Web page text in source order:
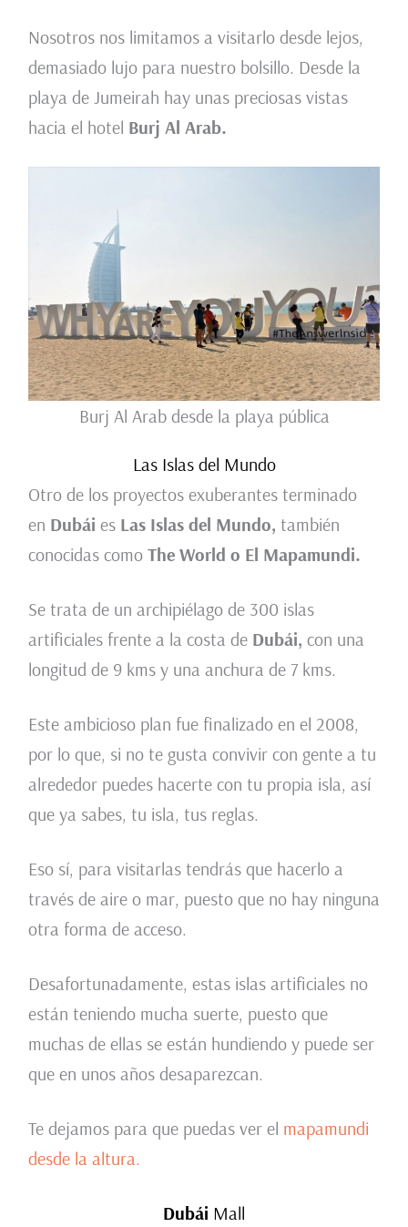
Nosotros nos limitamos a visitarlo desde lejos,
demasiado lujo para nuestro bolsillo. Desde la
playa de Jumeirah hay unas preciosas vistas
hacia el hotel Burj Al Arab.
Burj Al Arab desde la playa pública
Las Islas del Mundo
Otro de los proyectos exuberantes terminado
en Dubái es Las Islas del Mundo, también
conocidas como The World o El Mapamundi.
Se trata de un archipiélago de 300 islas
artificiales frente a la costa de Dubái, con una
longitud de 9 kms y una anchura de 7 kms.
Este ambicioso plan fue finalizado en el 2008,
por lo que, si no te gusta convivir con gente a tu
alrededor puedes hacerte con tu propia isla, así
que ya sabes, tu isla, tus reglas.
Eso sí, para visitarlas tendrás que hacerlo a
través de aire o mar, puesto que no hay ninguna
otra forma de acceso.
Desafortunadamente, estas islas artificiales no
están teniendo mucha suerte, puesto que
muchas de ellas se están hundiendo y puede ser
que en unos años desaparezcan.
Te dejamos para que puedas ver el mapamundi
desde la altura.
Dubái Mall